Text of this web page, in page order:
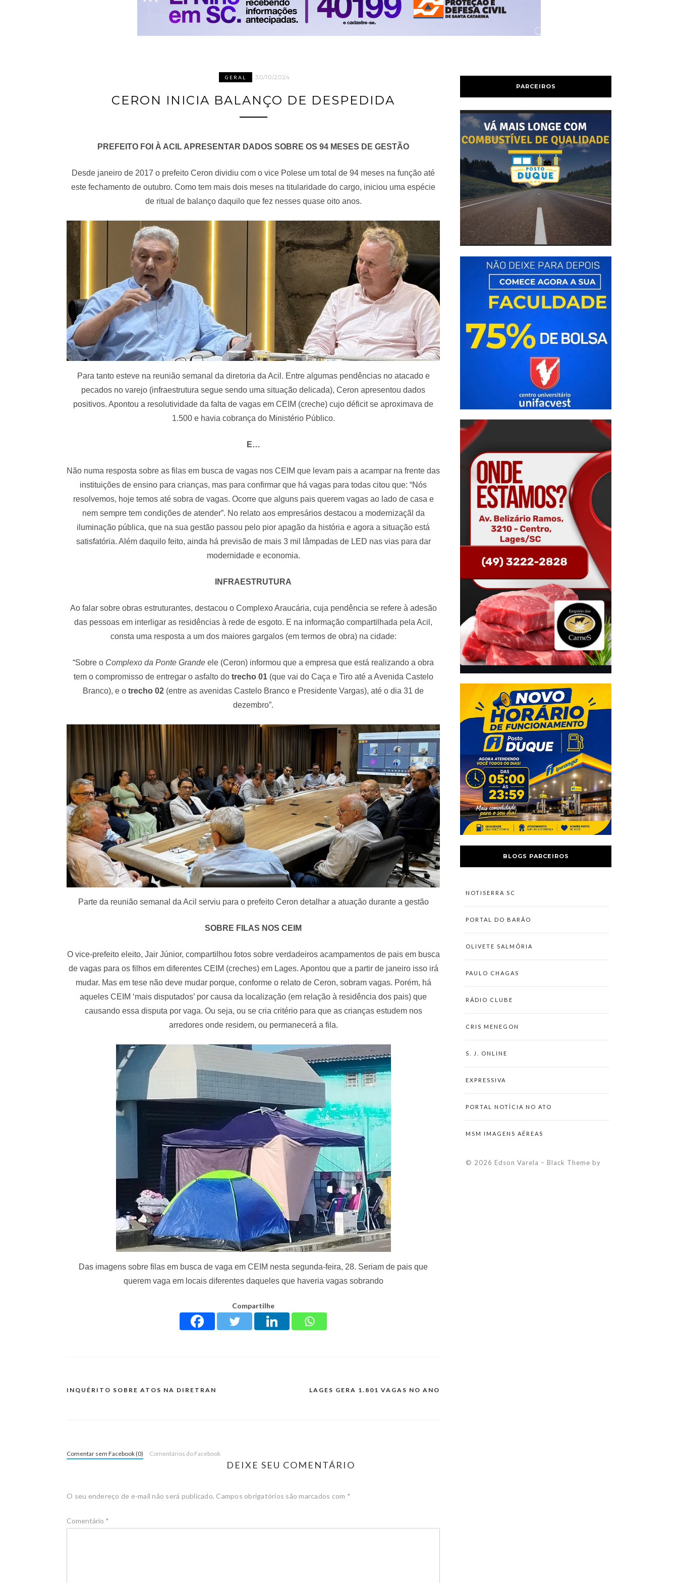
GERAL 30/10/2024
CERON INICIA BALANÇO DE DESPEDIDA
PREFEITO FOI À ACIL APRESENTAR DADOS SOBRE OS 94 MESES DE GESTÃO
Desde janeiro de 2017 o prefeito Ceron dividiu com o vice Polese um total de 94 meses na função até
este fechamento de outubro. Como tem mais dois meses na titularidade do cargo, iniciou uma espécie
de ritual de balanço daquilo que fez nesses quase oito anos.
Para tanto esteve na reunião semanal da diretoria da Acil. Entre algumas pendências no atacado e
pecados no varejo (infraestrutura segue sendo uma situação delicada), Ceron apresentou dados
positivos. Apontou a resolutividade da falta de vagas em CEIM (creche) cujo déficit se aproximava de
1.500 e havia cobrança do Ministério Público.
E…
Não numa resposta sobre as filas em busca de vagas nos CEIM que levam pais a acampar na frente das
instituições de ensino para crianças, mas para confirmar que há vagas para todas citou que: “Nós
resolvemos, hoje temos até sobra de vagas. Ocorre que alguns pais querem vagas ao lado de casa e
nem sempre tem condições de atender”. No relato aos empresários destacou a modernizaçãl da
iluminação pública, que na sua gestão passou pelo pior apagão da história e agora a situação está
satisfatória. Além daquilo feito, ainda há previsão de mais 3 mil lâmpadas de LED nas vias para dar
modernidade e economia.
INFRAESTRUTURA
Ao falar sobre obras estruturantes, destacou o Complexo Araucária, cuja pendência se refere à adesão
das pessoas em interligar as residências à rede de esgoto. E na informação compartilhada pela Acil,
consta uma resposta a um dos maiores gargalos (em termos de obra) na cidade:
“Sobre o Complexo da Ponte Grande ele (Ceron) informou que a empresa que está realizando a obra
tem o compromisso de entregar o asfalto dotrecho 01(que vai do Caça e Tiro até a Avenida Castelo
Branco), e o trecho 02 (entre as avenidas Castelo Branco e Presidente Vargas), até o dia 31 de
dezembro”.
Parte da reunião semanal da Acil serviu para o prefeito Ceron detalhar a atuação durante a gestão
SOBRE FILAS NOS CEIM
O vice-prefeito eleito, Jair Júnior, compartilhou fotos sobre verdadeiros acampamentos de pais em busca
de vagas para os filhos em diferentes CEIM (creches) em Lages. Apontou que a partir de janeiro isso irá
mudar. Mas em tese não deve mudar porque, conforme o relato de Ceron, sobram vagas. Porém, há
aqueles CEIM ‘mais disputados’ por causa da localização (em relação à residência dos pais) que
causando essa disputa por vaga. Ou seja, ou se cria critério para que as crianças estudem nos
arredores onde residem, ou permanecerá a fila.
Das imagens sobre filas em busca de vaga em CEIM nesta segunda-feira, 28. Seriam de pais que
querem vaga em locais diferentes daqueles que haveria vagas sobrando
Compartilhe
INQUÉRITO SOBRE ATOS NA DIRETRAN LAGES GERA 1.801 VAGAS NO ANO
DEIXE SEU COMENTÁRIO
Comentar sem Facebook (0) Comentários do Facebook
O seu endereço de e-mail não será publicado. Campos obrigatórios são marcados com *
Comentário *
PARCEIROS
BLOGS PARCEIROS
NOTISERRA SC
PORTAL DO BARÃO
OLIVETE SALMÓRIA
PAULO CHAGAS
RÁDIO CLUBE
CRIS MENEGON
S. J. ONLINE
EXPRESSIVA
PORTAL NOTÍCIA NO ATO
MSM IMAGENS AÉREAS
© 2026 Edson Varela – Black Theme by